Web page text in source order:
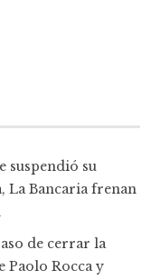
suspendió su
La Bancaria frenan
de cerrar la
Paolo Rocca y